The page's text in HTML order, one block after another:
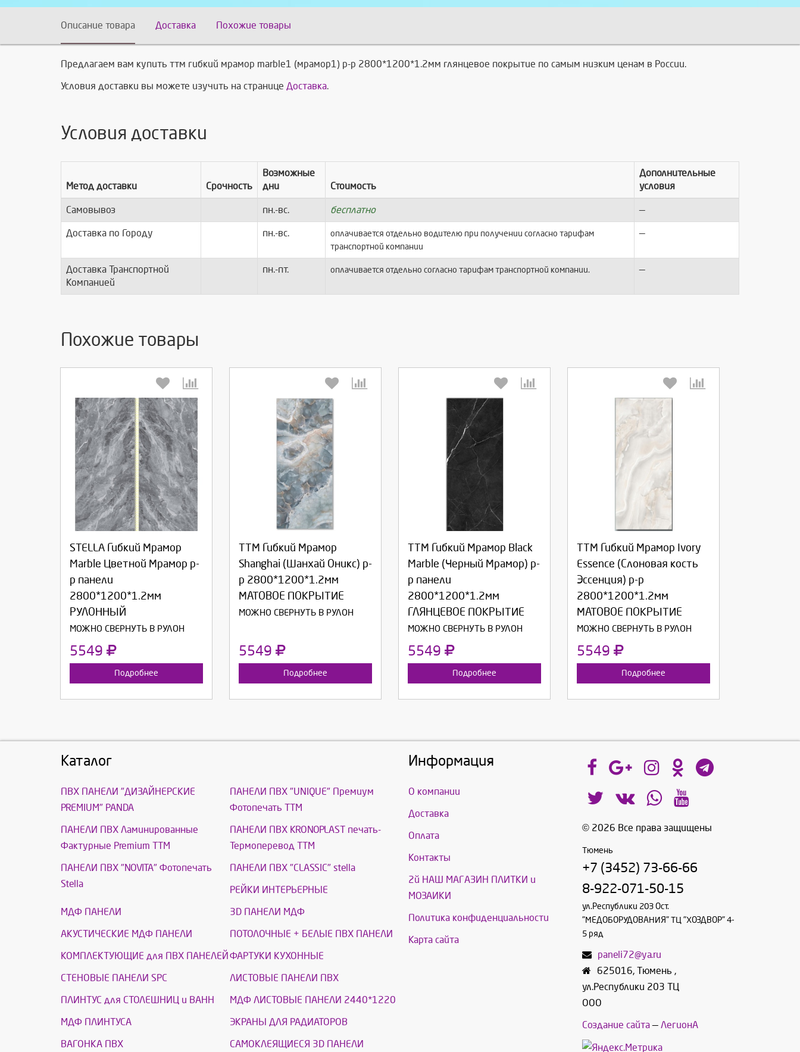
Описание товара Доставка Похожие товары
Предлагаем вам купить ттм гибкий мрамор marble1 (мрамор1) р-р 2800*1200*1.2мм глянцевое покрытие по самым низким ценам в России.
Условия доставки вы можете изучить на странице Доставка.
Условия доставки
Метод доставки Срочность
Возможные
дни
Стоимость
Дополнительные
условия
Самовывоз пн.-вс. бесплатно —
Доставка по Городу пн.-вс.
оплачивается отдельно водителю при получении согласно тарифам
транспортной компании
—
Доставка Транспортной
Компанией
пн.-пт. оплачивается отдельно согласно тарифам транспортной компании. —
Похожие товары
STELLA Гибкий Мрамор
Marble Цветной Мрамор р-
р панели
2800*1200*1.2мм
РУЛОННЫЙ
МОЖНО СВЕРНУТЬ В РУЛОН
5549
Подробнее
Выберите количество:
Продолжить Отмена
ТТМ Гибкий Мрамор
Shanghai (Шанхай Оникс) р-
р 2800*1200*1.2мм
МАТОВОЕ ПОКРЫТИЕ
МОЖНО СВЕРНУТЬ В РУЛОН
5549
Подробнее
Выберите количество:
Продолжить Отмена
ТТМ Гибкий Мрамор Black
Marble (Черный Мрамор) р-
р панели
2800*1200*1.2мм
ГЛЯНЦЕВОЕ ПОКРЫТИЕ
МОЖНО СВЕРНУТЬ В РУЛОН
5549
Подробнее
Выберите количество:
Продолжить Отмена
ТТМ Гибкий Мрамор Ivory
Essence (Слоновая кость
Эссенция) р-р
2800*1200*1.2мм
МАТОВОЕ ПОКРЫТИЕ
МОЖНО СВЕРНУТЬ В РУЛОН
5549
Подробнее
Выберите количество:
Продолжить
Каталог
ПВХ ПАНЕЛИ "ДИЗАЙНЕРСКИЕ
PREMIUM" PANDA
ПАНЕЛИ ПВХ "UNIQUE" Премиум
Фотопечать ТТМ
ПАНЕЛИ ПВХ Ламинированные
Фактурные Premium ТТМ
ПАНЕЛИ ПВХ KRONOPLAST печать-
Термоперевод ТТМ
ПАНЕЛИ ПВХ "NOVITA" Фотопечать
Stella
ПАНЕЛИ ПВХ "CLASSIC" stella
РЕЙКИ ИНТЕРЬЕРНЫЕ
МДФ ПАНЕЛИ 3D ПАНЕЛИ МДФ
АКУСТИЧЕСКИЕ МДФ ПАНЕЛИ ПОТОЛОЧНЫЕ + БЕЛЫЕ ПВХ ПАНЕЛИ
КОМПЛЕКТУЮЩИЕ для ПВХ ПАНЕЛЕЙ ФАРТУКИ КУХОННЫЕ
СТЕНОВЫЕ ПАНЕЛИ SPC ЛИСТОВЫЕ ПАНЕЛИ ПВХ
ПЛИНТУС для СТОЛЕШНИЦ и ВАНН МДФ ЛИСТОВЫЕ ПАНЕЛИ 2440*1220
МДФ ПЛИНТУСА ЭКРАНЫ ДЛЯ РАДИАТОРОВ
ВАГОНКА ПВХ САМОКЛЕЯЩИЕСЯ 3D ПАНЕЛИ
Информация
О компании
Доставка
Оплата
Контакты
2й НАШ МАГАЗИН ПЛИТКИ и
МОЗАИКИ
Политика конфиденциальности
Карта сайта
© 2026 Все права защищены
Тюмень
+7 (3452) 73-66-66
8-922-071-50-15
ул.Республики 203 Ост.
"МЕДОБОРУДОВАНИЯ" ТЦ "ХОЗДВОР" 4-
5 ряд
paneli72@ya.ru
625016, Тюмень ,
ул.Республики 203 ТЦ
ООО
Создание сайта— ЛегионА